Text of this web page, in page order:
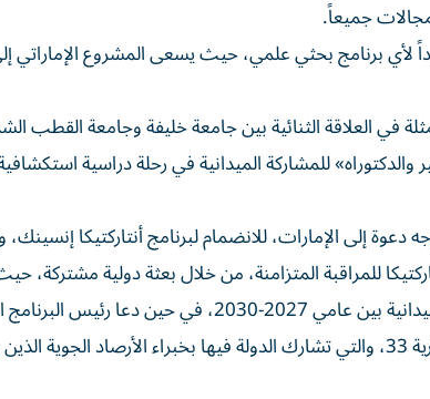
جميعاً.
لأي برنامج بحثي علمي، حيث يسعى المشروع الإماراتي
في العلاقة الثنائية بين جامعة خليفة وجامعة القطب
والدكتوراه» للمشاركة الميدانية في رحلة دراسية
إلى الإمارات، للانضمام لبرنامج أنتاركتيكا إنسينك،
للمراقبة المتزامنة، من خلال بعثة دولية
المرحلة التحضيرية للبرنامج بين عامي 2024-2026، والمرحلة الميدانية بين عامي 2027-2030، في
القطبي، دولة الإمارات، للانضمام إلى بعثة القطب الجنوبي البلغارية 33، والتي تشارك الدولة فيها بخبراء